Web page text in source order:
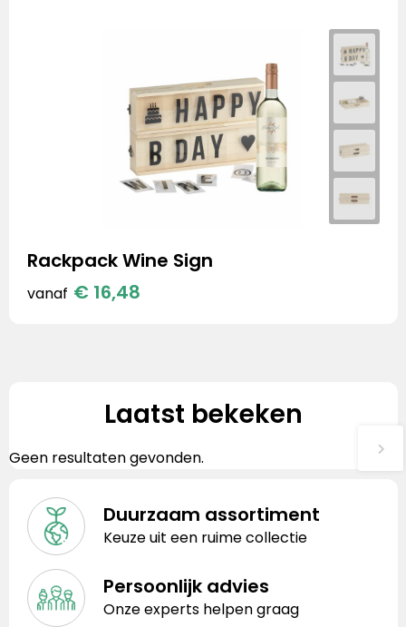
Rackpack Wine Sign
vanaf € 16,48
Laatst bekeken
Geen resultaten gevonden.
Duurzaam assortiment
Keuze uit een ruime collectie
Persoonlijk advies
Onze experts helpen graag